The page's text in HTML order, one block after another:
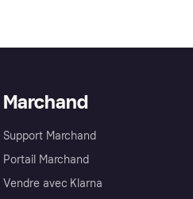
Marchand
Support Marchand
Portail Marchand
Vendre avec Klarna